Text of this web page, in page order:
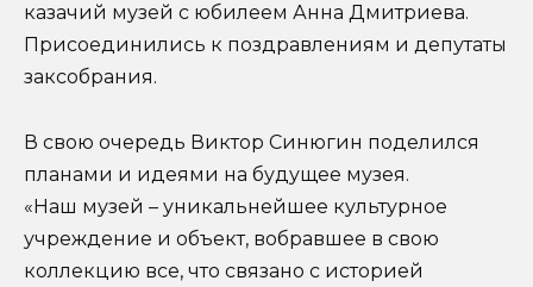
казачий музей с юбилеем Анна Дмитриева.
Присоединились к поздравлениям и депутаты
заксобрания.
В свою очередь Виктор Синюгин поделился
планами и идеями на будущее музея.
«Наш музей – уникальнейшее культурное
учреждение и объект, вобравшее в свою
коллекцию все, что связано с историей